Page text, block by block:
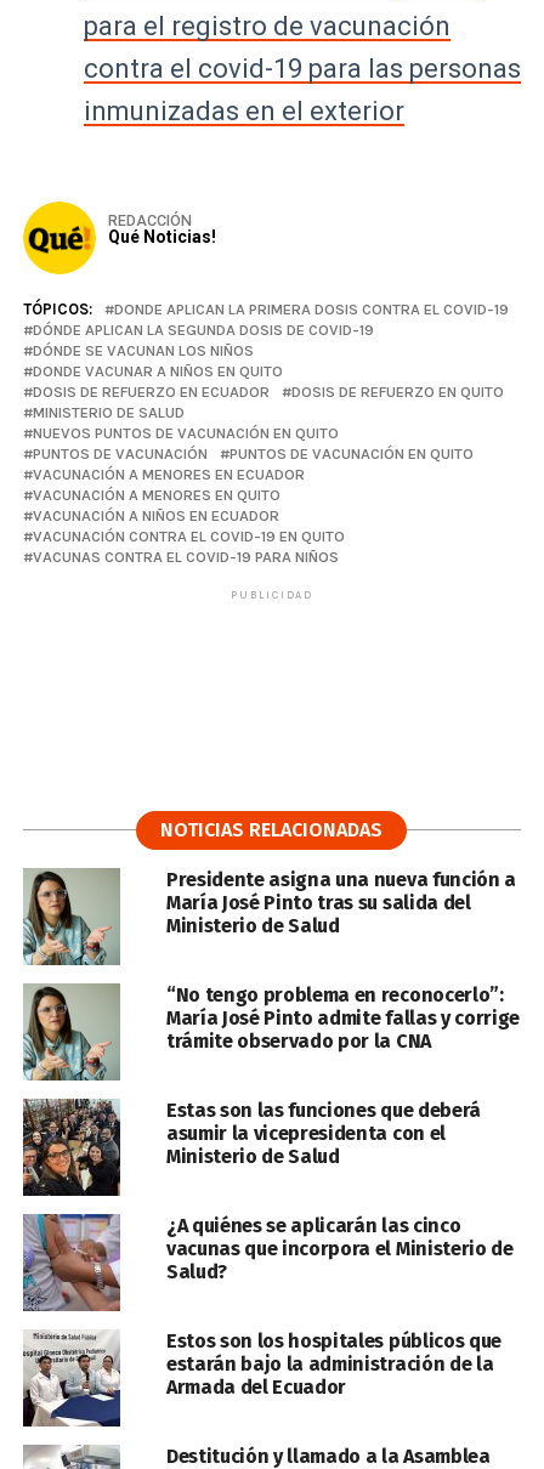
para el registro de vacunación
contra el covid-19 para las personas
inmunizadas en el exterior
REDACCIÓN
Qué Noticias!
TÓPICOS:
DONDE APLICAN LA PRIMERA DOSIS CONTRA EL COVID-19
DÓNDE APLICAN LA SEGUNDA DOSIS DE COVID-19
DÓNDE SE VACUNAN LOS NIÑOS
DONDE VACUNAR A NIÑOS EN QUITO
DOSIS DE REFUERZO EN ECUADOR
DOSIS DE REFUERZO EN QUITO
MINISTERIO DE SALUD
NUEVOS PUNTOS DE VACUNACIÓN EN QUITO
PUNTOS DE VACUNACIÓN
PUNTOS DE VACUNACIÓN EN QUITO
VACUNACIÓN A MENORES EN ECUADOR
VACUNACIÓN A MENORES EN QUITO
VACUNACIÓN A NIÑOS EN ECUADOR
VACUNACIÓN CONTRA EL COVID-19 EN QUITO
VACUNAS CONTRA EL COVID-19 PARA NIÑOS
PUBLICIDAD
NOTICIAS RELACIONADAS
Presidente asigna una nueva función a
María José Pinto tras su salida del
Ministerio de Salud
“No tengo problema en reconocerlo”:
María José Pinto admite fallas y corrige
trámite observado por la CNA
Estas son las funciones que deberá
asumir la vicepresidenta con el
Ministerio de Salud
¿A quiénes se aplicarán las cinco
vacunas que incorpora el Ministerio de
Salud?
Estos son los hospitales públicos que
estarán bajo la administración de la
Armada del Ecuador
Destitución y llamado a la Asamblea